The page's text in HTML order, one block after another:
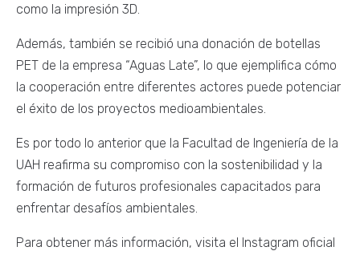
como la impresión 3D.
Además, también se recibió una donación de botellas
PET de la empresa “Aguas Late”, lo que ejemplifica cómo
la cooperación entre diferentes actores puede potenciar
el éxito de los proyectos medioambientales.
Es por todo lo anterior que la Facultad de Ingeniería de la
UAH reafirma su compromiso con la sostenibilidad y la
formación de futuros profesionales capacitados para
enfrentar desafíos ambientales.
Para obtener más información, visita el Instagram oficial